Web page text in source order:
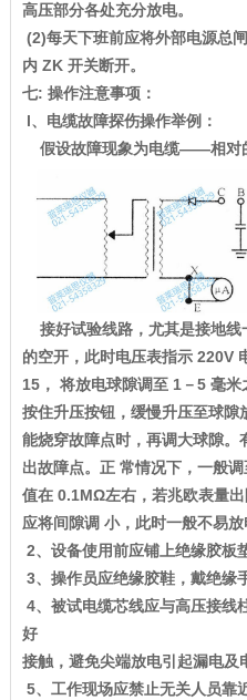
高压部分各处充分放电。
(2)每天下班前应将外部电源总
内 ZK 开关断开。
七: 操作注意事项：
l、电缆故障探伤操作举例：
假设故障现象为电缆——相对
接好试验线路，尤其是接地线
的空开，此时电压表指示 220V
15， 将放电球隙调至 1－5 毫米
按住升压按钮，缓慢升压至球
能烧穿故障点时，再调大球隙
出故障点。正 常情况下，一般
值在 0.1MΩ左右，若兆欧表量
应将间隙调 小，此时一般不易放
2、设备使用前应铺上绝缘胶板垫
3、操作员应绝缘胶鞋，戴绝缘
4、被试电缆芯线应与高压接线
好
接触，避免尖端放电引起漏电及
5、工作现场应禁止无关人员靠近